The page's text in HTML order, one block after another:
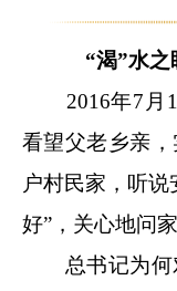
“渴”水之
2016年7月
看望父老乡亲
户村民家，听
好”，关心地问
总书记为何